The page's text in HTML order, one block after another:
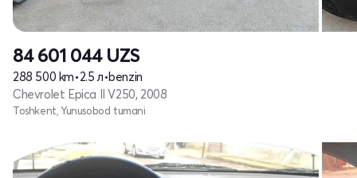
84 601 044 UZS
288 500 km•2.5 л•benzin
Chevrolet Epica II V250, 2008
Toshkent, Yunusobod tumani